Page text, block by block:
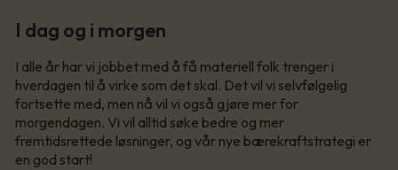
I dag og i morgen
I alle år har vi jobbet med å få materiell folk trenger i
hverdagen til å virke som det skal. Det vil vi selvfølgelig
fortsette med, men nå vil vi også gjøre mer for
morgendagen. Vi vil alltid søke bedre og mer
fremtidsrettede løsninger, og vår nye bærekraftstrategi er
en god start!